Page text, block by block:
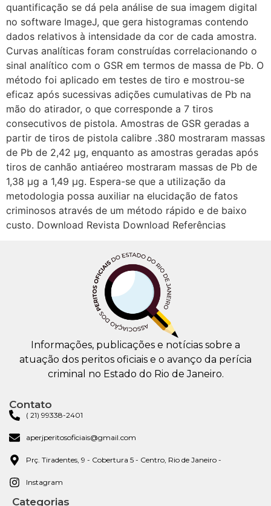
quantificação se dá pela análise de sua imagem digital
no software ImageJ, que gera histogramas contendo
dados relativos à intensidade da cor de cada amostra.
Curvas analíticas foram construídas correlacionando o
sinal analítico com o GSR em termos de massa de Pb. O
método foi aplicado em testes de tiro e mostrou-se
eficaz após sucessivas adições cumulativas de Pb na
mão do atirador, o que corresponde a 7 tiros
consecutivos de pistola. Amostras de GSR geradas a
partir de tiros de pistola calibre .380 mostraram massas
de Pb de 2,42 μg, enquanto as amostras geradas após
tiros de canhão antiaéreo mostraram massas de Pb de
1,38 μg a 1,49 μg. Espera-se que a utilização da
metodologia possa auxiliar na elucidação de fatos
criminosos através de um método rápido e de baixo
custo. Download Revista Download Referências
Informações, publicações e notícias sobre a
atuação dos peritos oficiais e o avanço da perícia
criminal no Estado do Rio de Janeiro.
Contato
( 21) 99338-2401
aperjperitosoficiais@gmail.com
Prç. Tiradentes, 9 - Cobertura 5 - Centro, Rio de Janeiro -
Instagram
Categorias